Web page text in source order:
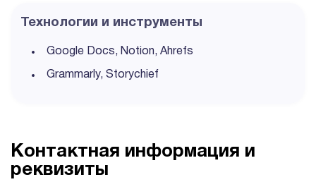
Технологии и инструменты
Google Docs, Notion, Ahrefs
Grammarly, Storychief
Контактная информация и
реквизиты